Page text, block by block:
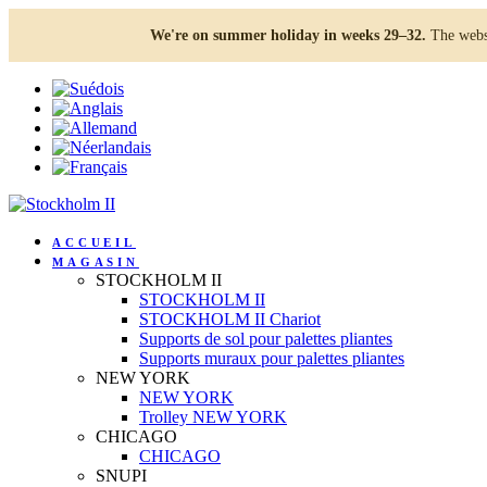
We're on summer holiday in weeks 29–32. The
ACCUEIL
MAGASIN
STOCKHOLM II
STOCKHOLM II
STOCKHOLM II Chariot
Supports de sol pour palettes pliantes
Supports muraux pour palettes pliantes
NEW YORK
NEW YORK
Trolley NEW YORK
CHICAGO
CHICAGO
SNUPI